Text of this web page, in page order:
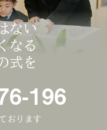
ない
なる
式を
196
おります